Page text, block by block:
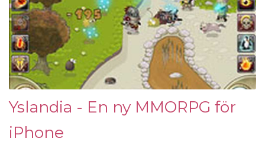
Yslandia - En ny MMORPG för
iPhone